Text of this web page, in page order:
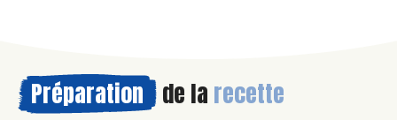
Préparation de la recette